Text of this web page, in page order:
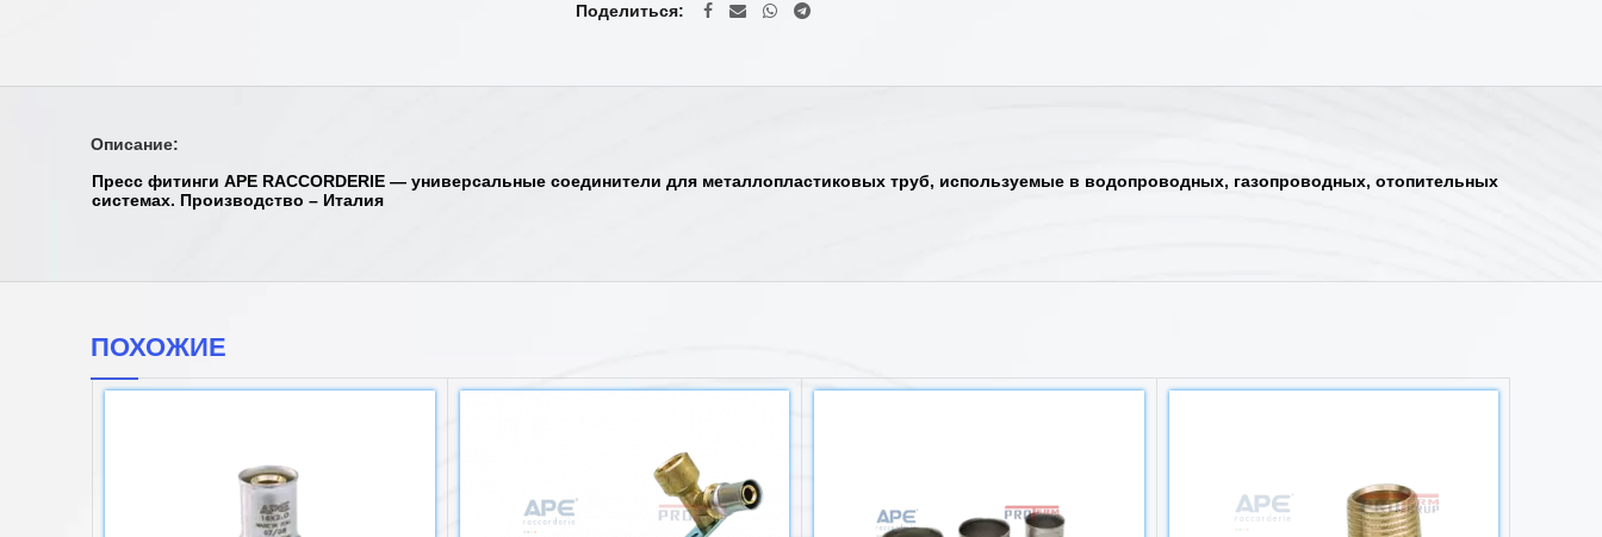
Поделиться
Описание:
Пресс фитинги APE RACCORDERIE — универсальные соединители для металлопластиковых труб, используемые в водопроводных, газопроводных, отопительных
системах. Производство – Италия
ПОХОЖИЕ